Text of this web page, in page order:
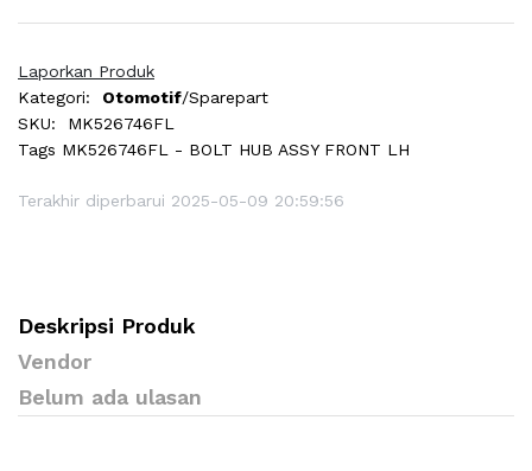
Laporkan Produk
Kategori:
Otomotif/Sparepart
SKU:
MK526746FL
Tags MK526746FL - BOLT HUB ASSY FRONT LH
Terakhir diperbarui 2025-05-09 20:59:56
Deskripsi Produk
Vendor
Belum ada ulasan